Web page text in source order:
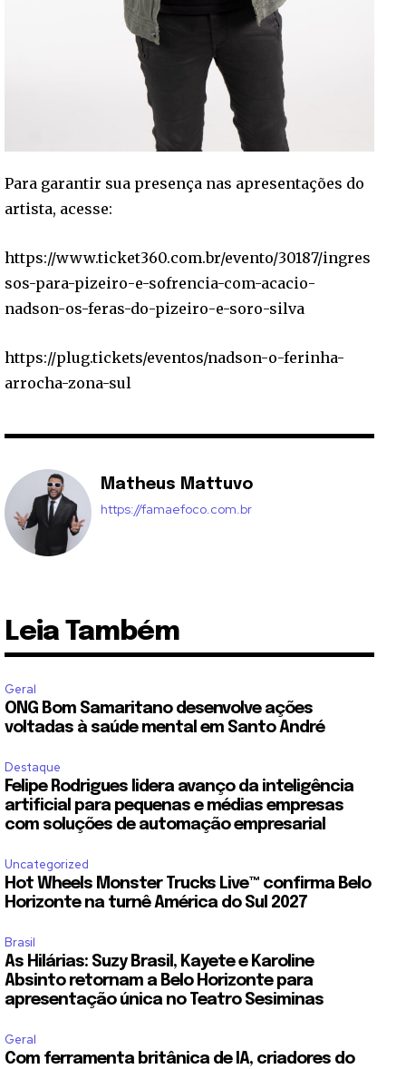
Para garantir sua presença nas apresentações do
artista, acesse:
https://www.ticket360.com.br/evento/30187/ingres
sos-para-pizeiro-e-sofrencia-com-acacio-
nadson-os-feras-do-pizeiro-e-soro-silva
https://plug.tickets/eventos/nadson-o-ferinha-
arrocha-zona-sul
Matheus Mattuvo
https://famaefoco.com.br
Leia Também
Geral
ONG Bom Samaritano desenvolve ações
voltadas à saúde mental em Santo André
Destaque
Felipe Rodrigues lidera avanço da inteligência
artificial para pequenas e médias empresas
com soluções de automação empresarial
Uncategorized
Hot Wheels Monster Trucks Live™ confirma Belo
Horizonte na turnê América do Sul 2027
Brasil
As Hilárias: Suzy Brasil, Kayete e Karoline
Absinto retornam a Belo Horizonte para
apresentação única no Teatro Sesiminas
Geral
Com ferramenta britânica de IA, criadores do